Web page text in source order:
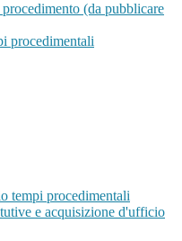
(da pubblicare
procedimentali
tempi procedimentali
e acquisizione d'ufficio